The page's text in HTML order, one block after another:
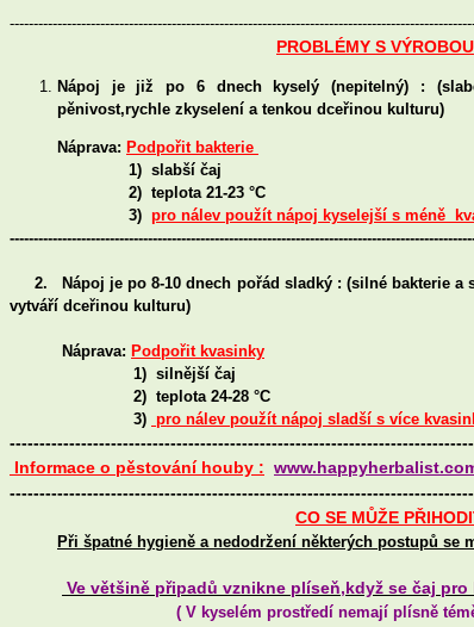
PROBLÉMY S VÝROBOU
Nápoj je již po 6 dnech kyselý (nepitelný) :
pěnivost,rychle zkyselení a tenkou dceřinou kulturu)
Náprava: Podpořit bakterie
1) slabší čaj
2) teplota 21-23 °C
3) pro nálev použít nápoj kyselejší s méně
2. Nápoj je po 8-10 dnech pořád sladký : (silné bakterie a
vytváří dceřinou kulturu)
Náprava: Podpořit kvasinky
1) silnější čaj
2) teplota 24-28 °C
3) pro nálev použít nápoj sladší s více
Informace o pěstování houby :
CO SE MŮŽE
Při špatné hygieně a nedodržení některých postupů se
Ve většině připadů vznikne plíseň,když se čaj
( V kyselém prostředí nemají plísně